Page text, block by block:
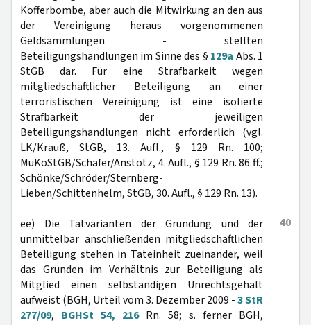
Kofferbombe, aber auch die Mitwirkung an den aus
der Vereinigung heraus vorgenommenen
Geldsammlungen - stellten
Beteiligungshandlungen im Sinne des § 129a Abs. 1
StGB dar. Für eine Strafbarkeit wegen
mitgliedschaftlicher Beteiligung an einer
terroristischen Vereinigung ist eine isolierte
Strafbarkeit der jeweiligen
Beteiligungshandlungen nicht erforderlich (vgl.
LK/Krauß, StGB, 13. Aufl., § 129 Rn. 100;
MüKoStGB/Schäfer/Anstötz, 4. Aufl., § 129 Rn. 86 ff.;
Schönke/Schröder/Sternberg-
Lieben/Schittenhelm, StGB, 30. Aufl., § 129 Rn. 13).
40
ee) Die Tatvarianten der Gründung und der
unmittelbar anschließenden mitgliedschaftlichen
Beteiligung stehen in Tateinheit zueinander, weil
das Gründen im Verhältnis zur Beteiligung als
Mitglied einen selbständigen Unrechtsgehalt
aufweist (BGH, Urteil vom 3. Dezember 2009 -3 StR
277/09, BGHSt 54, 216Rn. 58; s. ferner BGH,